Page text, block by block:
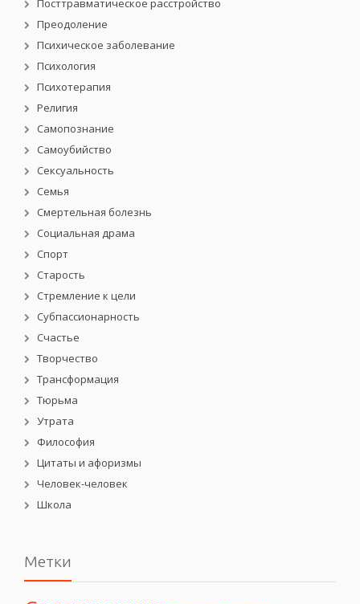
Посттравматическое расстройство
Преодоление
Психическое заболевание
Психология
Психотерапия
Религия
Самопознание
Самоубийство
Сексуальность
Семья
Смертельная болезнь
Социальная драма
Спорт
Старость
Стремление к цели
Субпассионарность
Счастье
Творчество
Трансформация
Тюрьма
Утрата
Философия
Цитаты и афоризмы
Человек-человек
Школа
Метки